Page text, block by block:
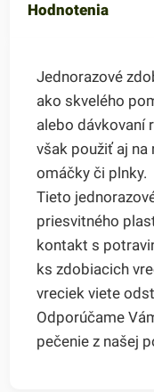
Hodnotenia
Jednorazové
ako skvelého
alebo dávkovaní
však použiť aj na
omáčky či plnky.
Tieto
priesvitného
kontakt s
ks zdobiacich
vreciek viete
Odporúčame
pečenie z našej